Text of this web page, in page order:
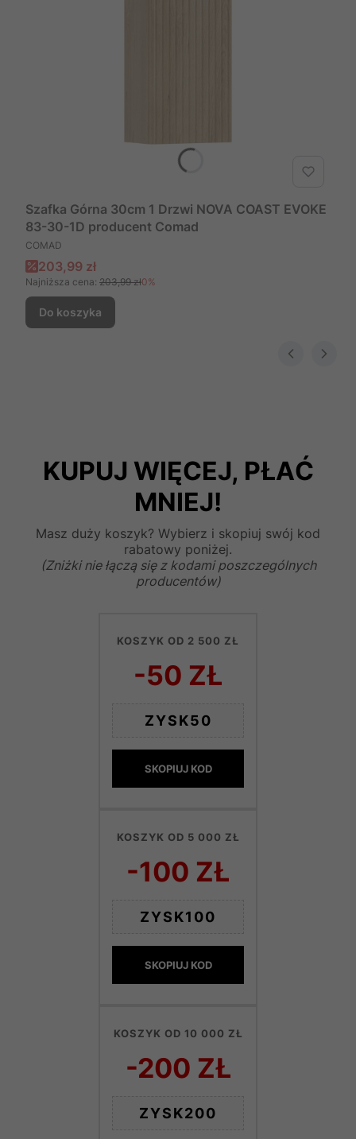
Szafka Górna 30cm 1 Drzwi NOVA COAST EVOKE
83-30-1D producent Comad
PRODUCENT
COMAD
Cena promocyjna
203,99 zł
Najniższa cena: 203,99 zł0%
Do koszyka
KUPUJ WIĘCEJ, PŁAĆ
MNIEJ!
Masz duży koszyk? Wybierz i skopiuj swój kod
rabatowy poniżej.
(Zniżki nie łączą się z kodami poszczególnych
producentów)
KOSZYK OD 2 500 ZŁ
-50 ZŁ
ZYSK50
SKOPIUJ KOD
KOSZYK OD 5 000 ZŁ
-100 ZŁ
ZYSK100
SKOPIUJ KOD
KOSZYK OD 10 000 ZŁ
-200 ZŁ
ZYSK200